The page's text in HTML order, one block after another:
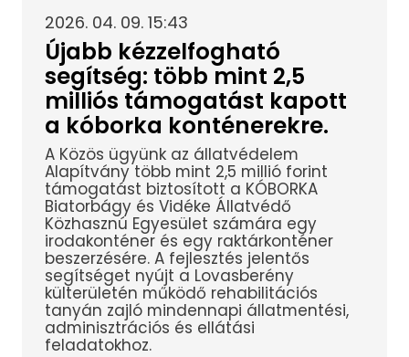
2026. 04. 09. 15:43
Újabb kézzelfogható
segítség: több mint 2,5
milliós támogatást kapott
a kóborka konténerekre.
A Közös ügyünk az állatvédelem
Alapítvány több mint 2,5 millió forint
támogatást biztosított a KÓBORKA
Biatorbágy és Vidéke Állatvédő
Közhasznú Egyesület számára egy
irodakonténer és egy raktárkonténer
beszerzésére. A fejlesztés jelentős
segítséget nyújt a Lovasberény
külterületén működő rehabilitációs
tanyán zajló mindennapi állatmentési,
adminisztrációs és ellátási
feladatokhoz.